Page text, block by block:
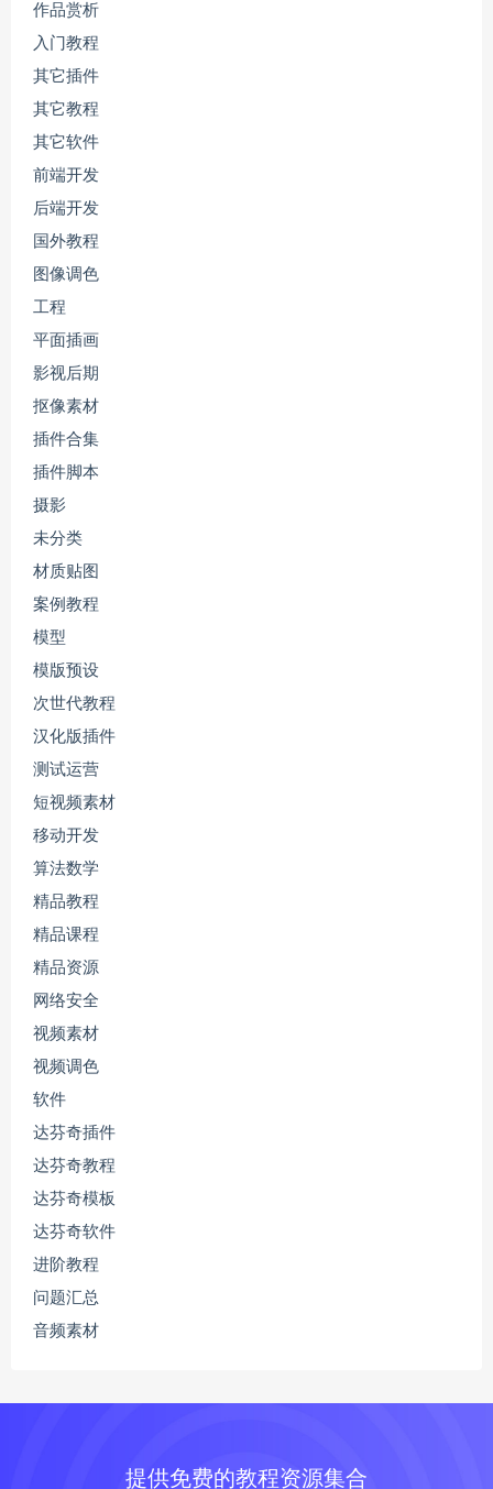
作品赏析
入门教程
其它插件
其它教程
其它软件
前端开发
后端开发
国外教程
图像调色
工程
平面插画
影视后期
抠像素材
插件合集
插件脚本
摄影
未分类
材质贴图
案例教程
模型
模版预设
次世代教程
汉化版插件
测试运营
短视频素材
移动开发
算法数学
精品教程
精品课程
精品资源
网络安全
视频素材
视频调色
软件
达芬奇插件
达芬奇教程
达芬奇模板
达芬奇软件
进阶教程
问题汇总
音频素材
提供免费的教程资源集合